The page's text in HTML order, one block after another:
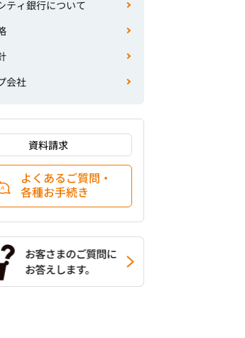
ティ銀行について
会社
資料請求
よくあるご質問・
各種お手続き